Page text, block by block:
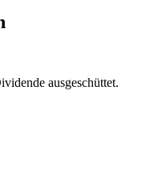
ausgeschüttet.